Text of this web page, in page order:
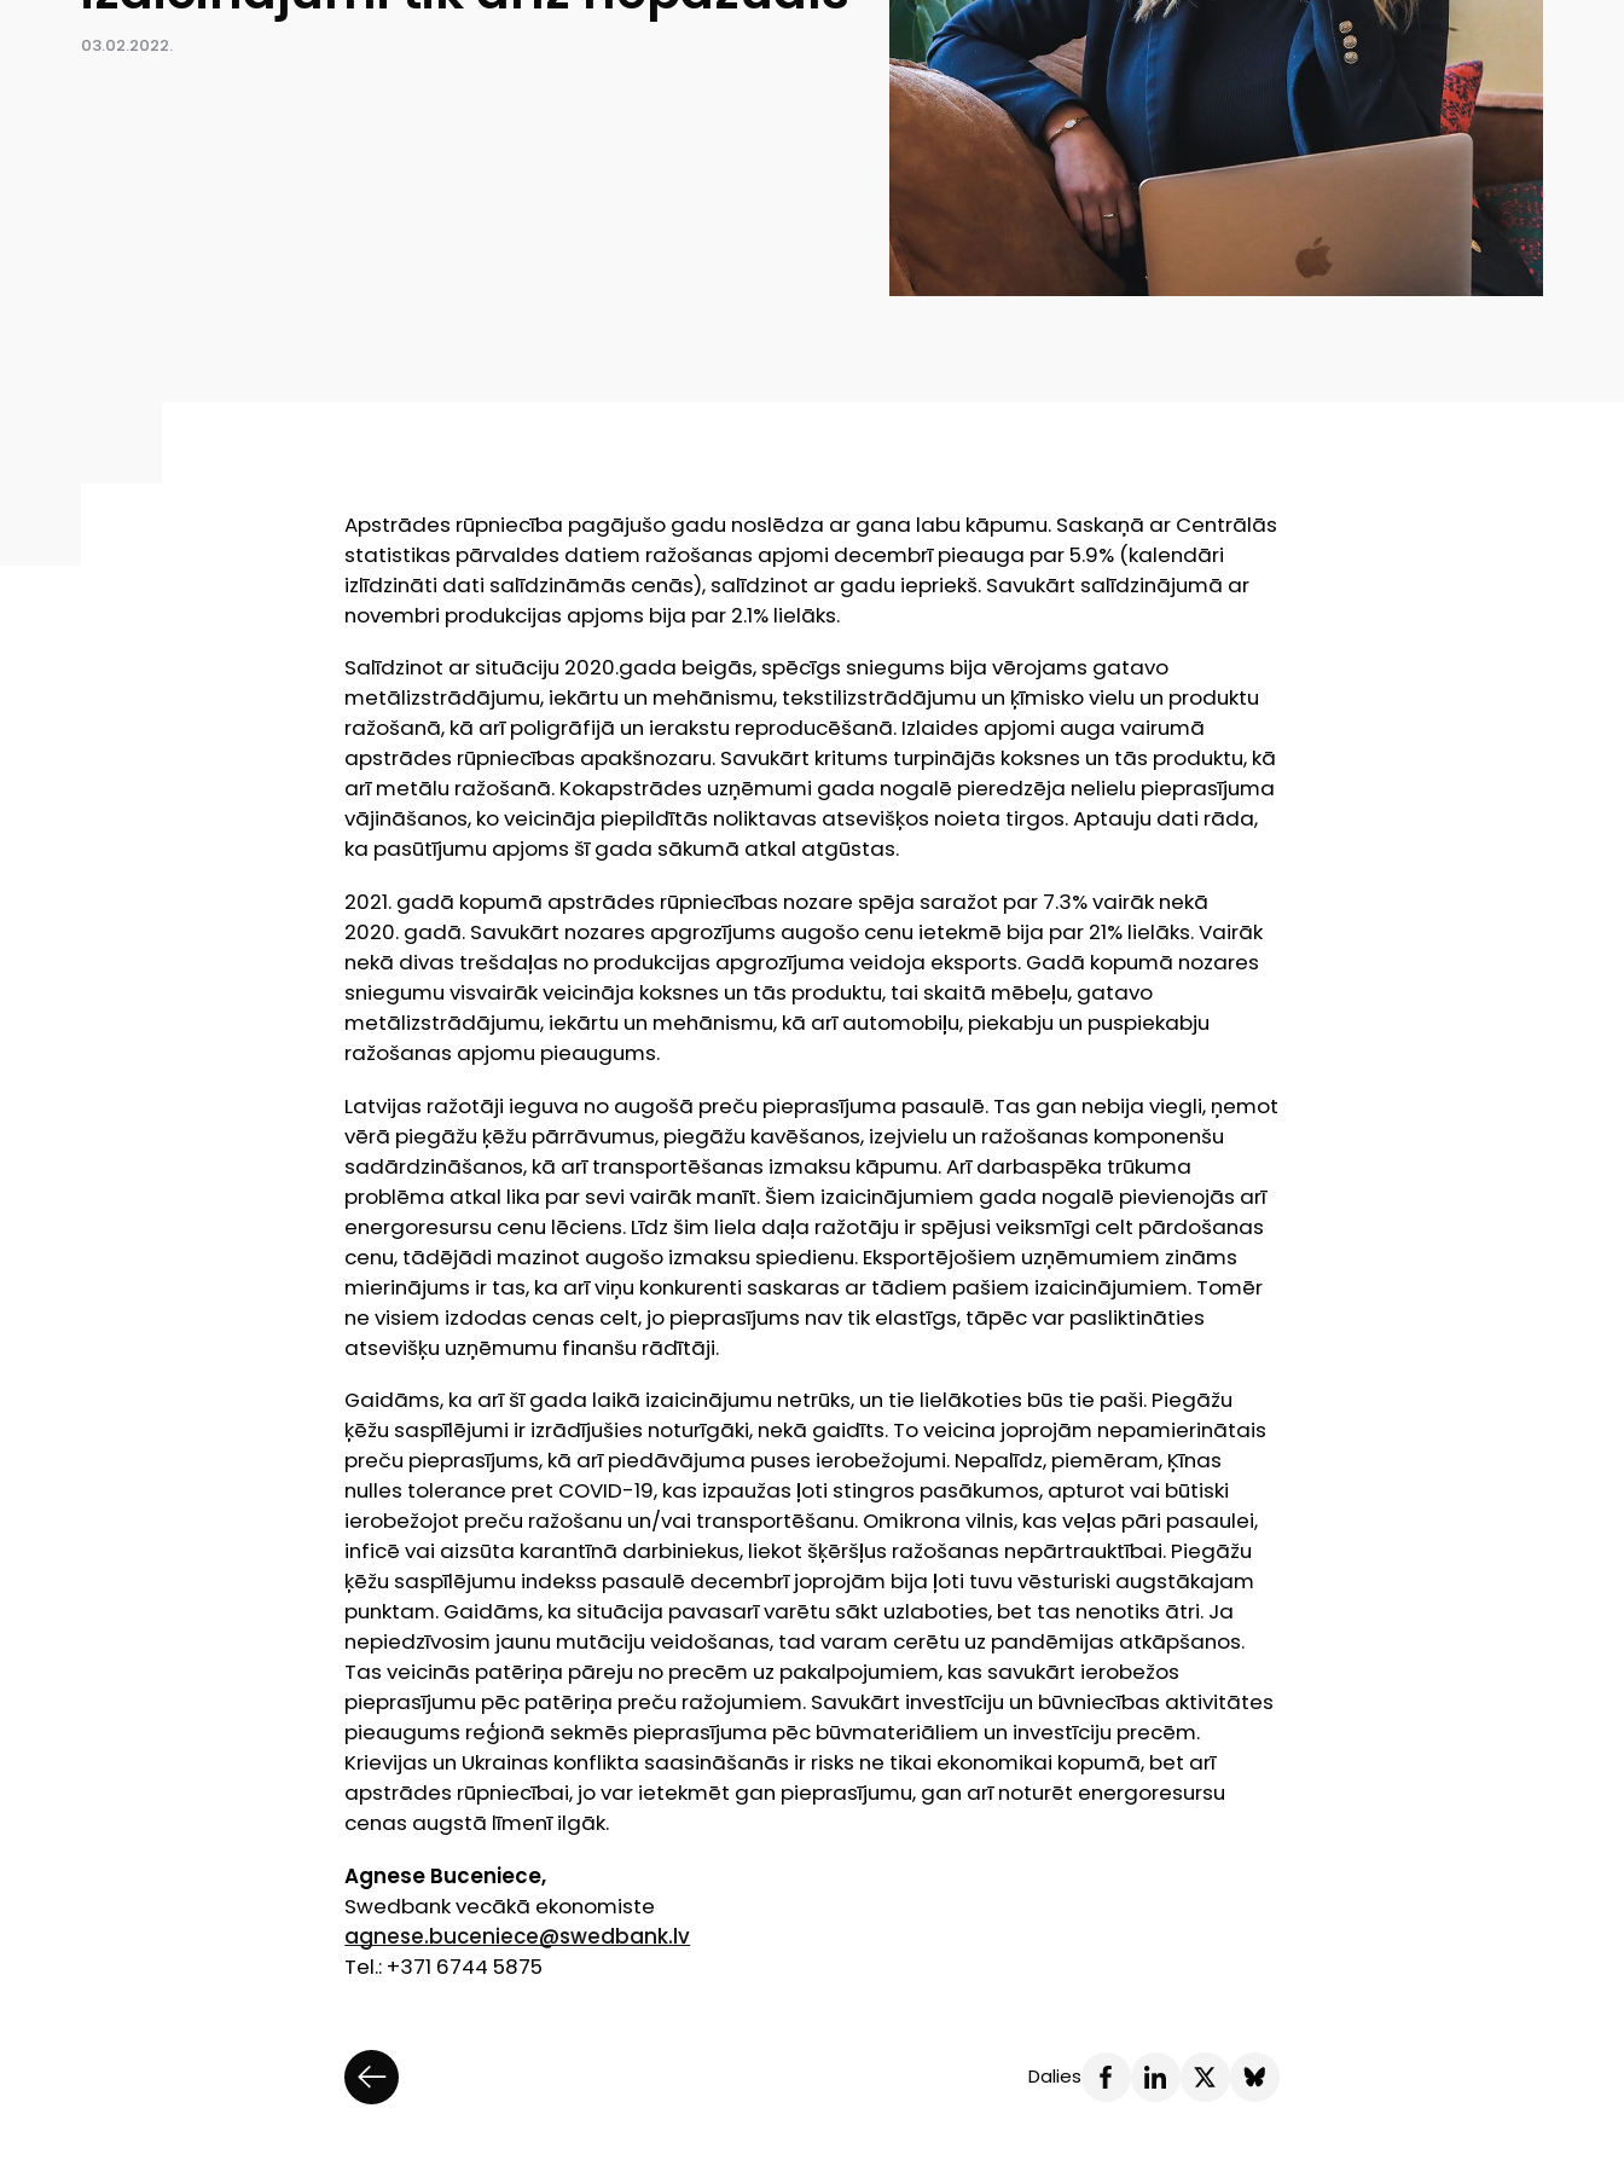
03.02.2022.
Apstrādes rūpniecība pagājušo gadu noslēdza ar gana labu kāpumu. Saskaņā ar Centrālās
statistikas pārvaldes datiem ražošanas apjomi decembrī pieauga par 5.9% (kalendāri
izlīdzināti dati salīdzināmās cenās), salīdzinot ar gadu iepriekš. Savukārt salīdzinājumā ar
novembri produkcijas apjoms bija par 2.1% lielāks.
Salīdzinot ar situāciju 2020.gada beigās, spēcīgs sniegums bija vērojams gatavo
metālizstrādājumu, iekārtu un mehānismu, tekstilizstrādājumu un ķīmisko vielu un produktu
ražošanā, kā arī poligrāfijā un ierakstu reproducēšanā. Izlaides apjomi auga vairumā
apstrādes rūpniecības apakšnozaru. Savukārt kritums turpinājās koksnes un tās produktu, kā
arī metālu ražošanā. Kokapstrādes uzņēmumi gada nogalē pieredzēja nelielu pieprasījuma
vājināšanos, ko veicināja piepildītās noliktavas atsevišķos noieta tirgos. Aptauju dati rāda,
ka pasūtījumu apjoms šī gada sākumā atkal atgūstas.
2021. gadā kopumā apstrādes rūpniecības nozare spēja saražot par 7.3% vairāk nekā
2020. gadā. Savukārt nozares apgrozījums augošo cenu ietekmē bija par 21% lielāks. Vairāk
nekā divas trešdaļas no produkcijas apgrozījuma veidoja eksports. Gadā kopumā nozares
sniegumu visvairāk veicināja koksnes un tās produktu, tai skaitā mēbeļu, gatavo
metālizstrādājumu, iekārtu un mehānismu, kā arī automobiļu, piekabju un puspiekabju
ražošanas apjomu pieaugums.
Latvijas ražotāji ieguva no augošā preču pieprasījuma pasaulē. Tas gan nebija viegli, ņemot
vērā piegāžu ķēžu pārrāvumus, piegāžu kavēšanos, izejvielu un ražošanas komponenšu
sadārdzināšanos, kā arī transportēšanas izmaksu kāpumu. Arī darbaspēka trūkuma
problēma atkal lika par sevi vairāk manīt. Šiem izaicinājumiem gada nogalē pievienojās arī
energoresursu cenu lēciens. Līdz šim liela daļa ražotāju ir spējusi veiksmīgi celt pārdošanas
cenu, tādējādi mazinot augošo izmaksu spiedienu. Eksportējošiem uzņēmumiem zināms
mierinājums ir tas, ka arī viņu konkurenti saskaras ar tādiem pašiem izaicinājumiem. Tomēr
ne visiem izdodas cenas celt, jo pieprasījums nav tik elastīgs, tāpēc var pasliktināties
atsevišķu uzņēmumu finanšu rādītāji.
Gaidāms, ka arī šī gada laikā izaicinājumu netrūks, un tie lielākoties būs tie paši. Piegāžu
ķēžu saspīlējumi ir izrādījušies noturīgāki, nekā gaidīts. To veicina joprojām nepamierinātais
preču pieprasījums, kā arī piedāvājuma puses ierobežojumi. Nepalīdz, piemēram, Ķīnas
nulles tolerance pret COVID-19, kas izpaužas ļoti stingros pasākumos, apturot vai būtiski
ierobežojot preču ražošanu un/vai transportēšanu. Omikrona vilnis, kas veļas pāri pasaulei,
inficē vai aizsūta karantīnā darbiniekus, liekot šķēršļus ražošanas nepārtrauktībai. Piegāžu
ķēžu saspīlējumu indekss pasaulē decembrī joprojām bija ļoti tuvu vēsturiski augstākajam
punktam. Gaidāms, ka situācija pavasarī varētu sākt uzlaboties, bet tas nenotiks ātri. Ja
nepiedzīvosim jaunu mutāciju veidošanas, tad varam cerētu uz pandēmijas atkāpšanos.
Tas veicinās patēriņa pāreju no precēm uz pakalpojumiem, kas savukārt ierobežos
pieprasījumu pēc patēriņa preču ražojumiem. Savukārt investīciju un būvniecības aktivitātes
pieaugums reģionā sekmēs pieprasījuma pēc būvmateriāliem un investīciju precēm.
Krievijas un Ukrainas konflikta saasināšanās ir risks ne tikai ekonomikai kopumā, bet arī
apstrādes rūpniecībai, jo var ietekmēt gan pieprasījumu, gan arī noturēt energoresursu
cenas augstā līmenī ilgāk.
Agnese Buceniece,
Swedbank vecākā ekonomiste
agnese.buceniece@swedbank.lv
Tel.: +371 6744 5875
Dalies